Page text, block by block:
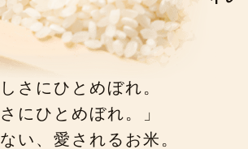
さにひとめぼれ。
にひとめぼれ。」
い、愛されるお米。